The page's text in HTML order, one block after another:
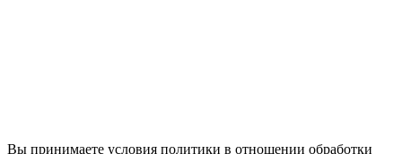
Вы принимаете условия политики в отношении обработки